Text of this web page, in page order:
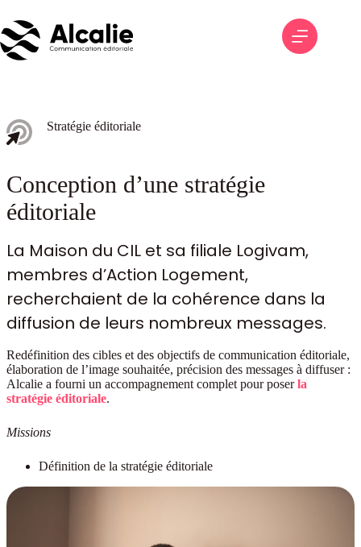
contenu
Stratégie éditoriale
Conception d’une stratégie
éditoriale
La Maison du CIL et sa filiale Logivam,
membres d’Action Logement,
recherchaient de la cohérence dans la
diffusion de leurs nombreux messages.
Redéfinition des cibles et des objectifs de communication éditoriale,
élaboration de l’image souhaitée, précision des messages à diffuser :
Alcalie a fourni un accompagnement complet pour poserla
stratégie éditoriale.
Missions
Définition de la stratégie éditoriale